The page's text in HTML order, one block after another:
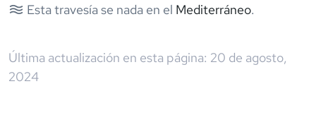
Esta travesía se nada en el Mediterráneo.
Última actualización en esta página: 20 de agosto,
2024